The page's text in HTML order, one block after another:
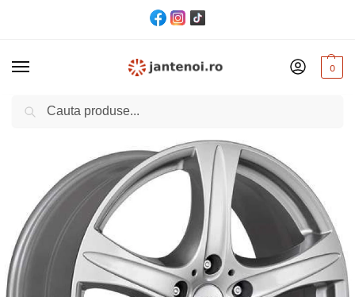
0
Acasă Jante / JANTA Ronal R55 CB65.1 7.5/17″ 5×120 ET55 CS – Kristallsilber